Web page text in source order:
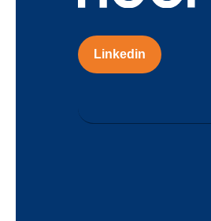
Linkedin